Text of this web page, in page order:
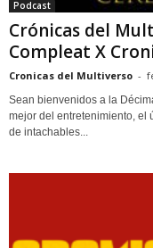
Podcast
Crónicas del
Compleat X
Cronicas del Multiverso -
Sean bienvenidos a la
mejor del entretenimiento, el
de intachables...